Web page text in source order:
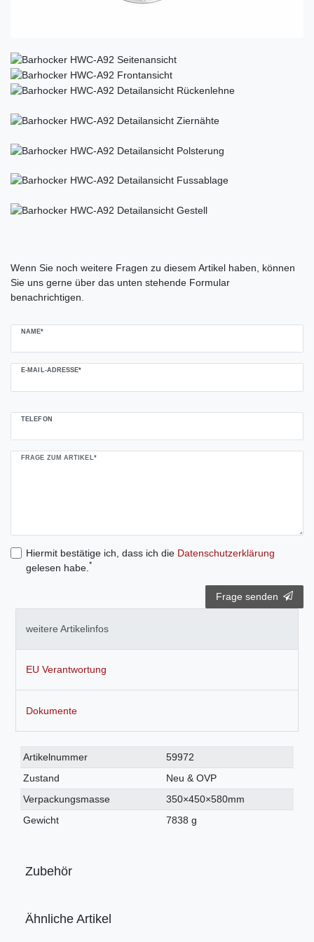
Wenn Sie noch weitere Fragen zu diesem Artikel haben, können
Sie uns gerne über das unten stehende Formular
benachrichtigen.
NAME*
E-MAIL-ADRESSE*
TELEFON
FRAGE ZUM ARTIKEL*
Hiermit bestätige ich, dass ich die Daten­schutz­erklärung
gelesen habe. *
Frage senden
weitere Artikelinfos
EU Verantwortung
Dokumente
Technisches
Merkmal
Wert
Artikelnummer
59972
Zustand
Neu & OVP
Verpackungsmasse
350×450×580mm
Gewicht
7838 g
Zubehör
Ähnliche Artikel